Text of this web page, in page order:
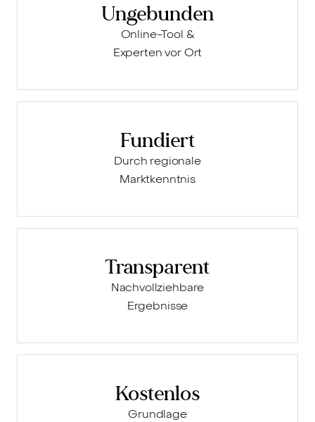
Ungebunden
Online-Tool &
Experten vor Ort
Fundiert
Durch regionale
Marktkenntnis
Transparent
Nachvollziehbare
Ergebnisse
Kostenlos
Grundlage